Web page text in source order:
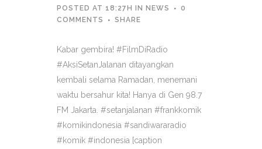
POSTED AT 18:27H IN NEWS
0
COMMENTS
SHARE
Kabar gembira! #FilmDiRadio
#AksiSetanJalanan ditayangkan
kembali selama Ramadan, menemani
waktu bersahur kita! Hanya di Gen 98.7
FM Jakarta. #setanjalanan #frankkomik
#komikindonesia #sandiwararadio
#komik #indonesia [caption